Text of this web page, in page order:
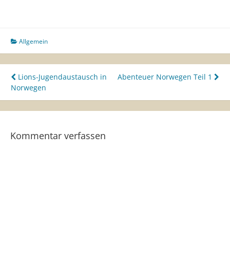
Allgemein
Beitragsnavigation
Lions-Jugendaustausch in
Norwegen
Abenteuer Norwegen Teil 1
Kommentar verfassen